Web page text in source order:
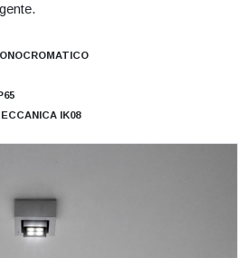
IK08